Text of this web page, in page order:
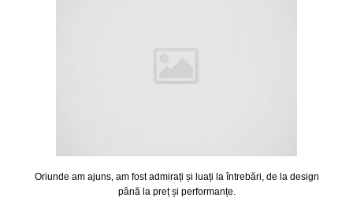
Oriunde am ajuns, am fost admirați și luați la întrebări, de la design
până la preț și performanțe.